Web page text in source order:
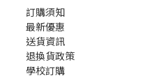
訂購須知
最新優惠
送貨資訊
退換貨政策
學校訂購